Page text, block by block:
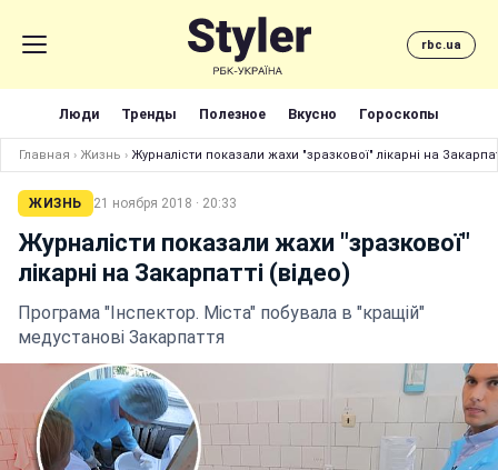
rbc.ua
Люди Тренды Полезное Вкусно Гороскопы
Главная › Жизнь › Журналісти показали жахи "зразкової" лікарні на
ЖИЗНЬ 21 ноября 2018 · 20:33
Журналісти показали жахи "зразкової"
лікарні на Закарпатті (відео)
Програма "Інспектор. Міста" побувала в "кращій"
медустанові Закарпаття